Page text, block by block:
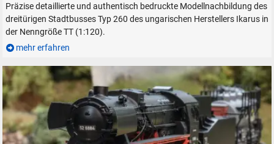
Präzise detaillierte und authentisch bedruckte Modellnachbildung des
dreitürigen Stadtbusses Typ 260 des ungarischen Herstellers Ikarus in
der Nenngröße TT (1:120).
mehr erfahren